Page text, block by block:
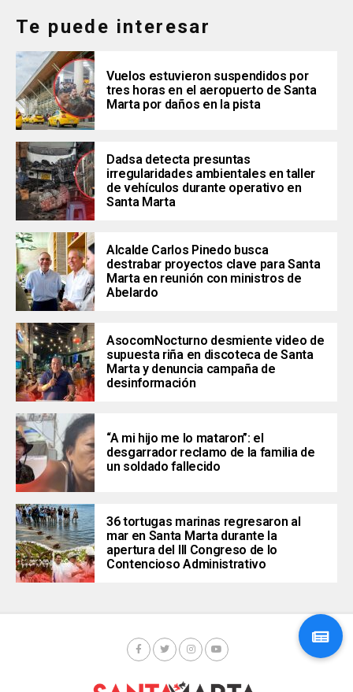
Te puede interesar
Vuelos estuvieron suspendidos por
tres horas en el aeropuerto de Santa
Marta por daños en la pista
Dadsa detecta presuntas
irregularidades ambientales en taller
de vehículos durante operativo en
Santa Marta
Alcalde Carlos Pinedo busca
destrabar proyectos clave para Santa
Marta en reunión con ministros de
Abelardo
AsocomNocturno desmiente video de
supuesta riña en discoteca de Santa
Marta y denuncia campaña de
desinformación
“A mi hijo me lo mataron”: el
desgarrador reclamo de la familia de
un soldado fallecido
36 tortugas marinas regresaron al
mar en Santa Marta durante la
apertura del III Congreso de lo
Contencioso Administrativo